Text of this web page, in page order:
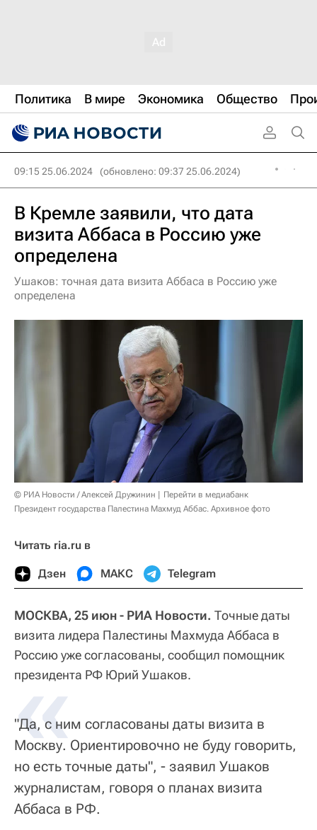
Политика В мире Экономика Общество
09:15 25.06.2024 (обновлено: 09:37 25.06.2024)
В Кремле заявили, что дата
визита Аббаса в Россию уже
определена
Ушаков: точная дата визита Аббаса в Россию уже
определена
© РИА Новости / Алексей Дружинин
Перейти в медиабанк
Президент государства Палестина Махмуд Аббас. Архивное фото
Читать ria.ru в
Дзен МАКС Telegram
МОСКВА, 25 июн - РИА Новости. Точные даты
визита лидера Палестины Махмуда Аббаса в
Россию уже согласованы, сообщил помощник
президента РФ Юрий Ушаков.
«
"Да, с ним согласованы даты визита в
Москву. Ориентировочно не буду говорить,
но есть точные даты", - заявил Ушаков
журналистам, говоря о планах визита
Аббаса в РФ.